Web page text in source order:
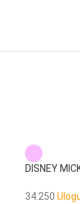
DISNEY
34.250